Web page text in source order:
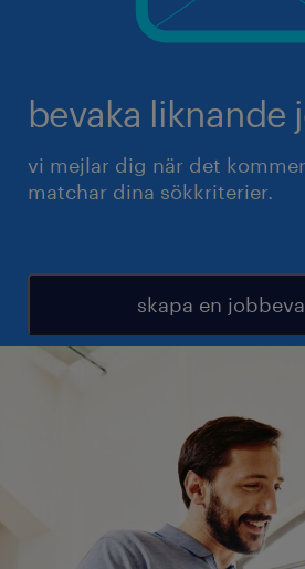
bevaka liknande
vi mejlar dig när det
matchar dina sökkriterier.
skapa en